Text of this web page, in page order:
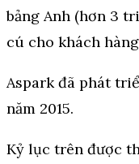
bảng Anh (hơn 3
cú cho khách
Aspark đã phát
năm 2015.
Kỷ lục trên được